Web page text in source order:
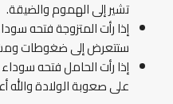
تشير إلى الهموم والضيقة.
إذا رأت المتزوجة فتحه
ستتعرض إلى ضغوطات
إذا رأت الحامل فتحه
على صعوبة الولادة والله